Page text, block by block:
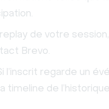
de votre
Brevo.
l’inscrit regarde un
de